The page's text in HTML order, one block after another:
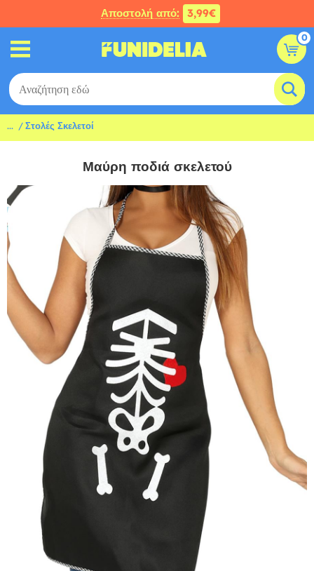
Αποστολή από: 3,99€
0
... Στολές Σκελετοί
Μαύρη ποδιά σκελετού